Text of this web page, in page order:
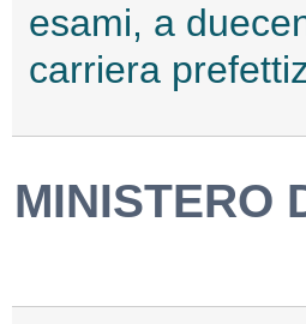
esami, a
carriera
MINISTERO